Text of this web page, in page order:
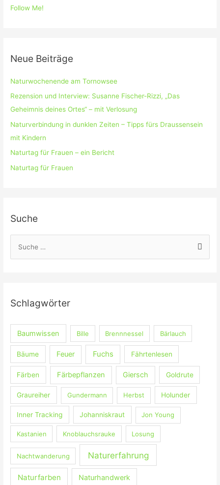
Follow Me!
Neue Beiträge
Naturwochenende am Tornowsee
Rezension und Interview: Susanne Fischer-Rizzi, „Das
Geheimnis deines Ortes“ – mit Verlosung
Naturverbindung in dunklen Zeiten – Tipps fürs Draussensein
mit Kindern
Naturtag für Frauen – ein Bericht
Naturtag für Frauen
Suche
n
c
Schlagwörter
Baumwissen Bille Brennnessel Bärlauch
Bäume Feuer Fuchs Fährtenlesen
Färben Färbepflanzen Giersch Goldrute
Graureiher Gundermann Herbst Holunder
Inner Tracking Johanniskraut Jon Young
Kastanien Knoblauchsrauke Losung
Nachtwanderung Naturerfahrung
Naturfarben Naturhandwerk